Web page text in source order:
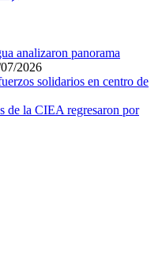
analizaron panorama
2026
solidarios en centro de
de la CIEA regresaron por